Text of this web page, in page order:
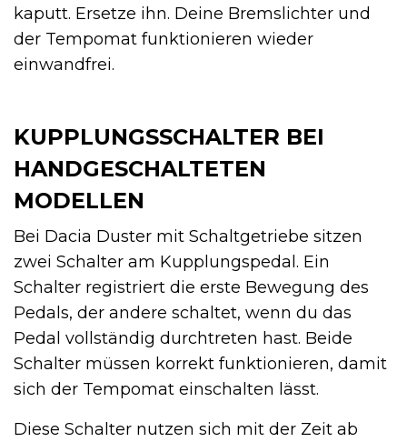
kaputt. Ersetze ihn. Deine Bremslichter und
der Tempomat funktionieren wieder
einwandfrei.
KUPPLUNGSSCHALTER BEI
HANDGESCHALTETEN
MODELLEN
Bei Dacia Duster mit Schaltgetriebe sitzen
zwei Schalter am Kupplungspedal. Ein
Schalter registriert die erste Bewegung des
Pedals, der andere schaltet, wenn du das
Pedal vollständig durchtreten hast. Beide
Schalter müssen korrekt funktionieren, damit
sich der Tempomat einschalten lässt.
Diese Schalter nutzen sich mit der Zeit ab